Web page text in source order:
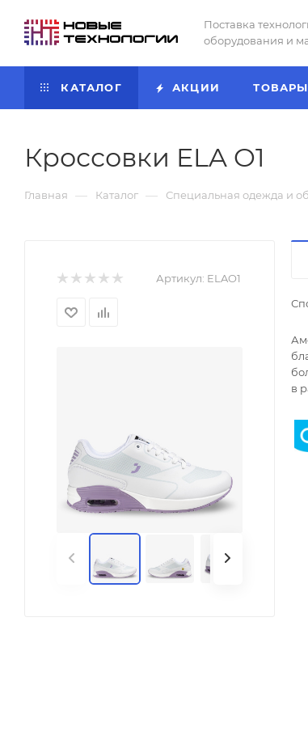
Поставка
оборудования и
КАТАЛОГ АКЦИИ
Кроссовки ELA O1
Главная — Каталог — Специальная одежда и
Артикул: ELAO1
в